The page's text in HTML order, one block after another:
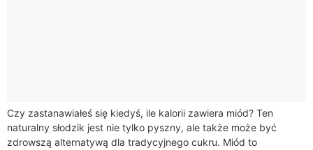
Czy zastanawiałeś się kiedyś, ile kalorii zawiera miód? Ten
naturalny słodzik jest nie tylko pyszny, ale także może być
zdrowszą alternatywą dla tradycyjnego cukru. Miód to